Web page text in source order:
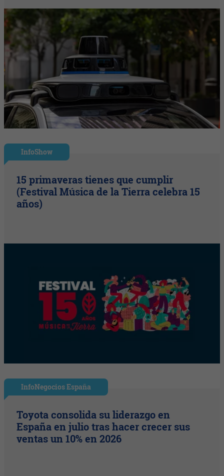
InfoShow
15 primaveras tienes que cumplir
(Festival Música de la Tierra celebra 15
años)
InfoNegocios España
Toyota consolida su liderazgo en
España en julio tras hacer crecer sus
ventas un 10% en 2026